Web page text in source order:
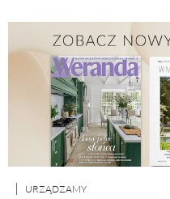
URZĄDZAMY